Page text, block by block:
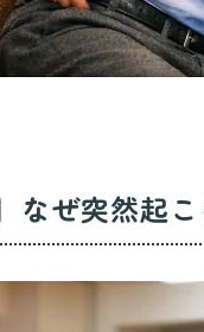
なぜ突然起こ